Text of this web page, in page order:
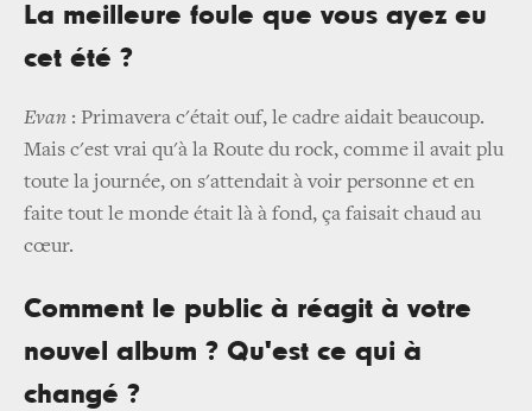
La meilleure foule que vous ayez eu
cet été ?
Evan : Primavera c'était ouf, le cadre aidait beaucoup.
Mais c'est vrai qu'à la Route du rock, comme il avait plu
toute la journée, on s'attendait à voir personne et en
faite tout le monde était là à fond, ça faisait chaud au
cœur.
Comment le public à réagit à votre
nouvel album ? Qu'est ce qui à
changé ?